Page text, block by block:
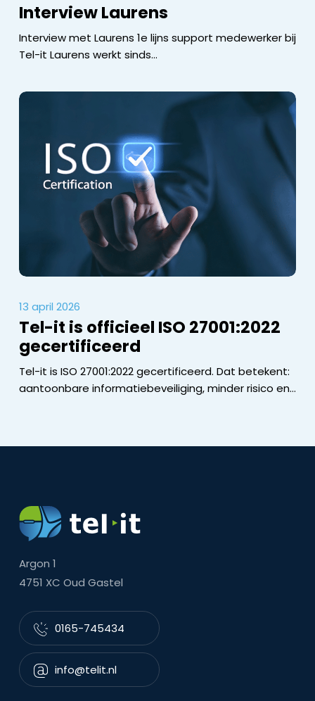
Interview Laurens
Interview met Laurens 1e lijns support medewerker bij
Tel-it Laurens werkt sinds…
Tel-
officieel
gecertificeerd
Tel-it is officieel ISO 27001:2022
gecertificeerd
Tel-it is ISO 27001:2022 gecertificeerd. Dat betekent:
aantoonbare informatiebeveiliging, minder risico en…
13 april 2026
Argon 1
4751 XC Oud Gastel
0165-745434
info@telit.nl